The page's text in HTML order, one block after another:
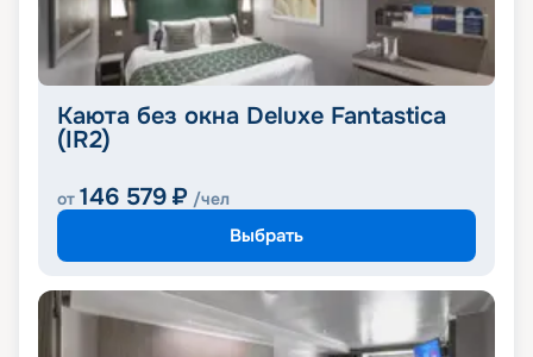
Каюта без окна Deluxe Fantastica
(IR2)
от 146 579 ₽ /чел
Выбрать